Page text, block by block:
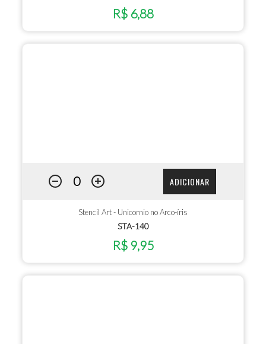
R$ 6,88
ADICIONAR
Stencil Art - Unicornio no Arco-íris
STA-140
R$ 9,95